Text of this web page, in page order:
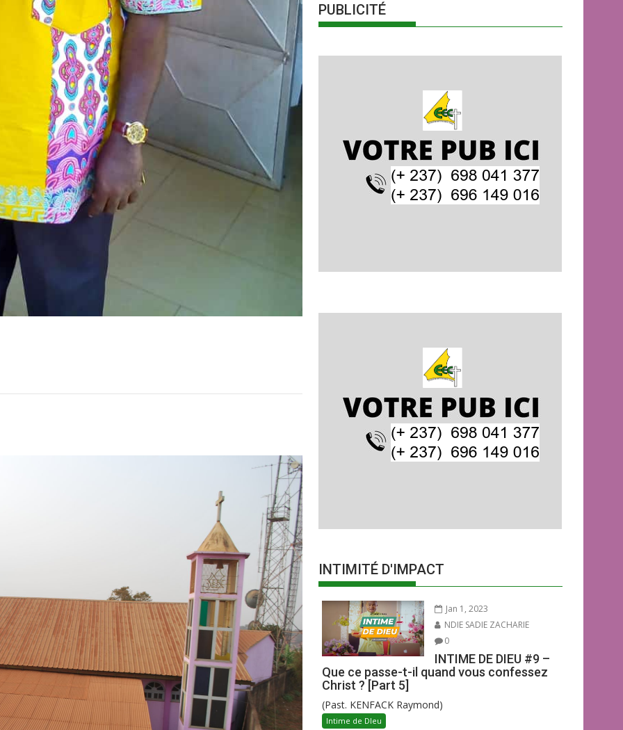
PUBLICITÉ
INTIMITÉ D'IMPACT
Jan 1, 2023
NDIE SADIE ZACHARIE
0
INTIME DE DIEU #9 –
Que ce passe-t-il quand vous confessez
Christ ? [Part 5]
(Past. KENFACK Raymond)
Intime de DIeu